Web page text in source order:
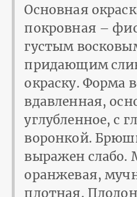
Основная
покровная –
густым
придаю­щим
окраску. Форма
вдавленная,
углубленное, с
воронкой.
выражен слабо.
оранжевая,
плотная.